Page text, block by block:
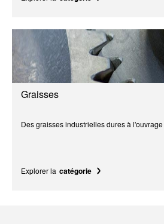
Graisses
Des graisses industrielles dures à
Explorer la catégorie